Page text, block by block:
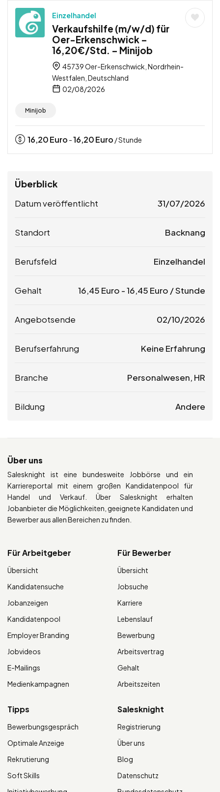
Einzelhandel
Verkaufshilfe (m/w/d) für
Oer-Erkenschwick –
16,20€/Std. – Minijob
45739 Oer-Erkenschwick, Nordrhein-
Westfalen, Deutschland
02/08/2026
Minijob
16,20Euro -16,20Euro / Stunde
Überblick
Datum veröffentlicht 31/07/2026
Standort Backnang
Berufsfeld Einzelhandel
Gehalt 16,45 Euro -16,45 Euro / Stunde
Angebotsende 02/10/2026
Berufserfahrung Keine Erfahrung
Branche Personalwesen, HR
Bildung Andere
Über uns
Salesknight ist eine bundesweite Jobbörse und ein
Karriereportal mit einem großen Kandidatenpool für
Handel und Verkauf. Über Salesknight erhalten
Jobanbieter die Möglichkeiten, geeignete Kandidaten und
Bewerber aus allen Bereichen zu finden.
Für Arbeitgeber
Übersicht
Kandidatensuche
Jobanzeigen
Kandidatenpool
Employer Branding
Jobvideos
E-Mailings
Medienkampagnen
Für Bewerber
Übersicht
Jobsuche
Karriere
Lebenslauf
Bewerbung
Arbeitsvertrag
Gehalt
Arbeitszeiten
Tipps
Bewerbungsgespräch
Optimale Anzeige
Rekrutierung
Soft Skills
Salesknight
Registrierung
Über uns
Blog
Datenschutz